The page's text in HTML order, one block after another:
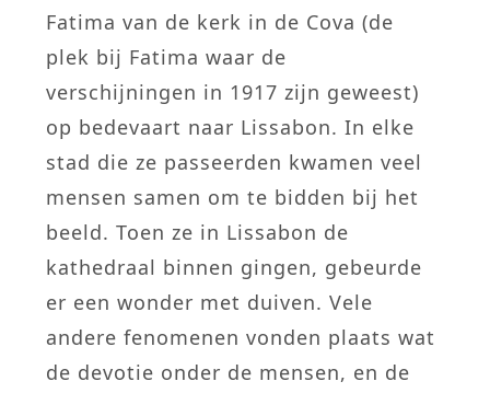
Fatima van de kerk in de Cova (de
plek bij Fatima waar de
verschijningen in 1917 zijn geweest)
op bedevaart naar Lissabon. In elke
stad die ze passeerden kwamen veel
mensen samen om te bidden bij het
beeld. Toen ze in Lissabon de
kathedraal binnen gingen, gebeurde
er een wonder met duiven. Vele
andere fenomenen vonden plaats wat
de devotie onder de mensen, en de